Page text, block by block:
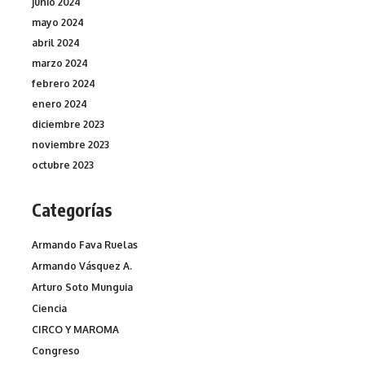
mayo 2024
abril 2024
marzo 2024
febrero 2024
enero 2024
diciembre 2023
noviembre 2023
octubre 2023
Categorías
Armando Fava Ruelas
Armando Vásquez A.
Arturo Soto Munguia
Ciencia
CIRCO Y MAROMA
Congreso